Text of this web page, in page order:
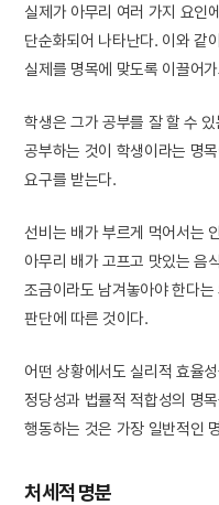
실제가 아무리 여러 가지 요인
단순화되어 나타난다. 이와 같
실제를 명목에 맞도록 이끌어
학생은 그가 공부를 잘 할 수
공부하는 것이 학생이라는 명
요구를 받는다.
선비는 배가 부르게 먹어서는
아무리 배가 고프고 맛있는 음
조금이라도 남겨놓아야 한다
판단에 따른 것이다.
어떤 상황에서도 실리적 효율
정당성과 법률적 적합성의 명
행동하는 것은 가장 일반적인
처세적 명분